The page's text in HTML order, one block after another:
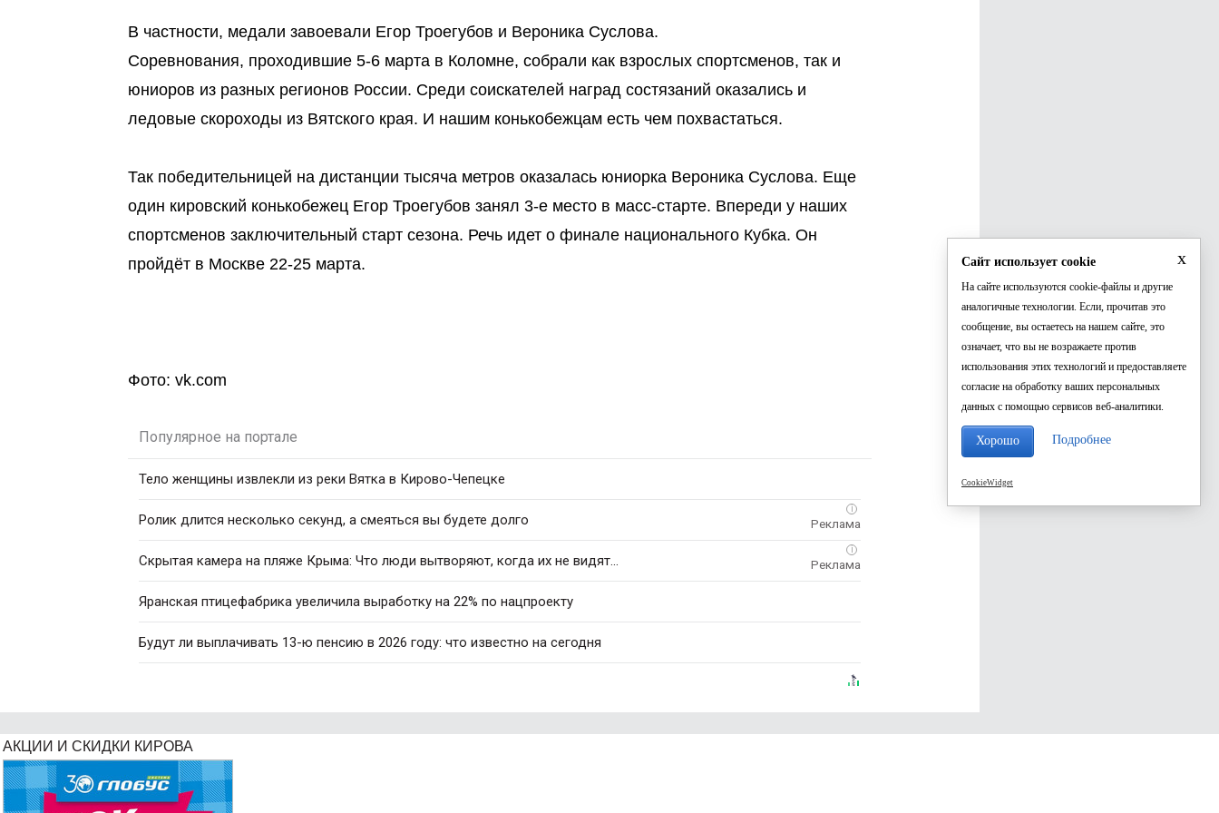
В частности, медали завоевали Егор Троегубов и Вероника Суслова.
Соревнования, проходившие 5-6 марта в Коломне, собрали как взрослых спортсменов, так и
юниоров из разных регионов России. Среди соискателей наград состязаний оказались и
ледовые скороходы из Вятского края. И нашим конькобежцам есть чем похвастаться.
Так победительницей на дистанции тысяча метров оказалась юниорка Вероника Суслова. Еще
один кировский конькобежец Егор Троегубов занял 3-е место в масс-старте. Впереди у наших
спортсменов заключительный старт сезона. Речь идет о финале национального Кубка. Он
пройдёт в Москве 22-25 марта.
Фото: vk.com
Популярное на портале
Тело женщины извлекли из реки Вятка в Кирово-Чепецке
i
Ролик длится несколько секунд, а смеяться вы будете долго
i
Скрытая камера на пляже Крыма: Что люди вытворяют, когда их не видят...
Яранская птицефабрика увеличила выработку на 22% по нацпроекту
Будут ли выплачивать 13-ю пенсию в 2026 году: что известно на сегодня
АКЦИИ И СКИДКИ КИРОВА
x
Сайт использует cookie
На сайте используются cookie-файлы и другие
аналогичные технологии. Если, прочитав это
сообщение, вы остаетесь на нашем сайте, это
означает, что вы не возражаете против
использования этих технологий и предоставляете
согласие на обработку ваших персональных
данных с помощью сервисов веб-аналитики.
Хорошо Подробнее
CookieWidget